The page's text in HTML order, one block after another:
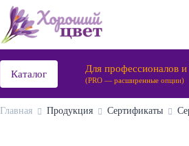
Каталог Для профессионалов
(PRO — расширенные опции)
Главная Продукция Сертификаты